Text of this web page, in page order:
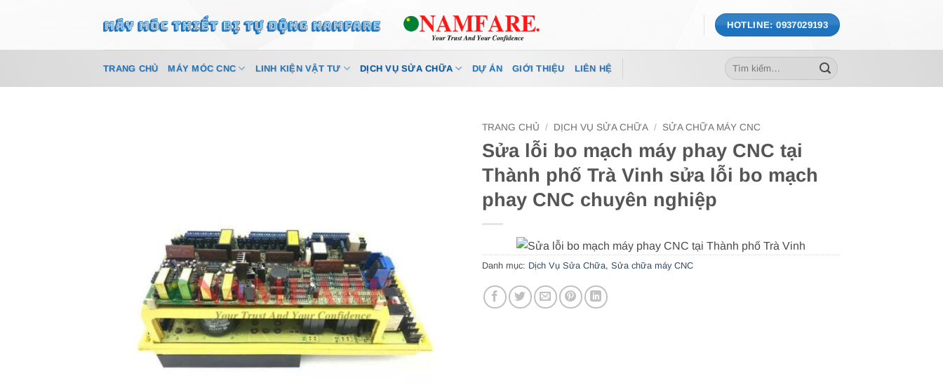
HOTLINE: 0937029193
TRANG CHỦ MÁY MÓC CNC LINH KIỆN VẬT TƯ DỊCH VỤ SỬA CHỮA DỰ ÁN GIỚI THIỆU LIÊN HỆ
Tìm
kiếm:
TRANG CHỦ / DỊCH VỤ SỬA CHỮA / SỬA CHỮA MÁY CNC
Sửa lỗi bo mạch máy phay CNC tại
Thành phố Trà Vinh sửa lỗi bo mạch
phay CNC chuyên nghiệp
Danh mục: Dịch Vụ Sửa Chữa, Sửa chữa máy CNC